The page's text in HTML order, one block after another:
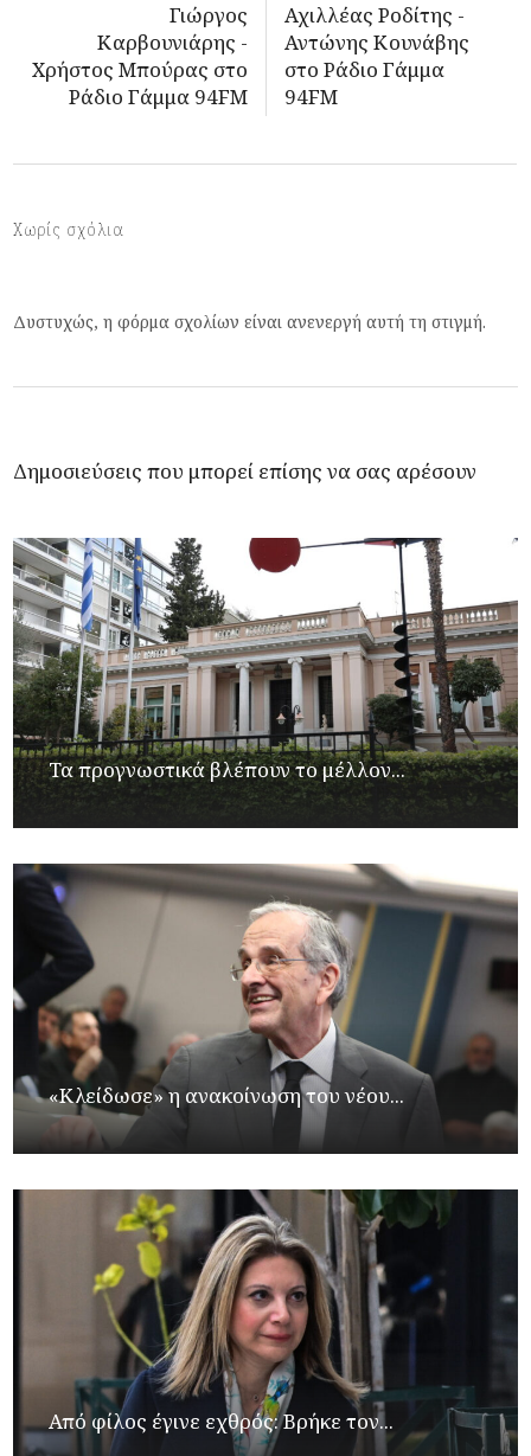
Γιώργος
Καρβουνιάρης -
Χρήστος Μπούρας στο
Ράδιο Γάμμα 94FM
Αχιλλέας Ροδίτης -
Αντώνης Κουνάβης
στο Ράδιο Γάμμα
94FM
Χωρίς σχόλια
Δυστυχώς, η φόρμα σχολίων είναι ανενεργή αυτή τη στιγμή.
Δημοσιεύσεις που μπορεί επίσης να σας αρέσουν
Τα προγνωστικά βλέπουν το μέλλον...
«Κλείδωσε» η ανακοίνωση του νέου...
Από φίλος έγινε εχθρός: Βρήκε τον...